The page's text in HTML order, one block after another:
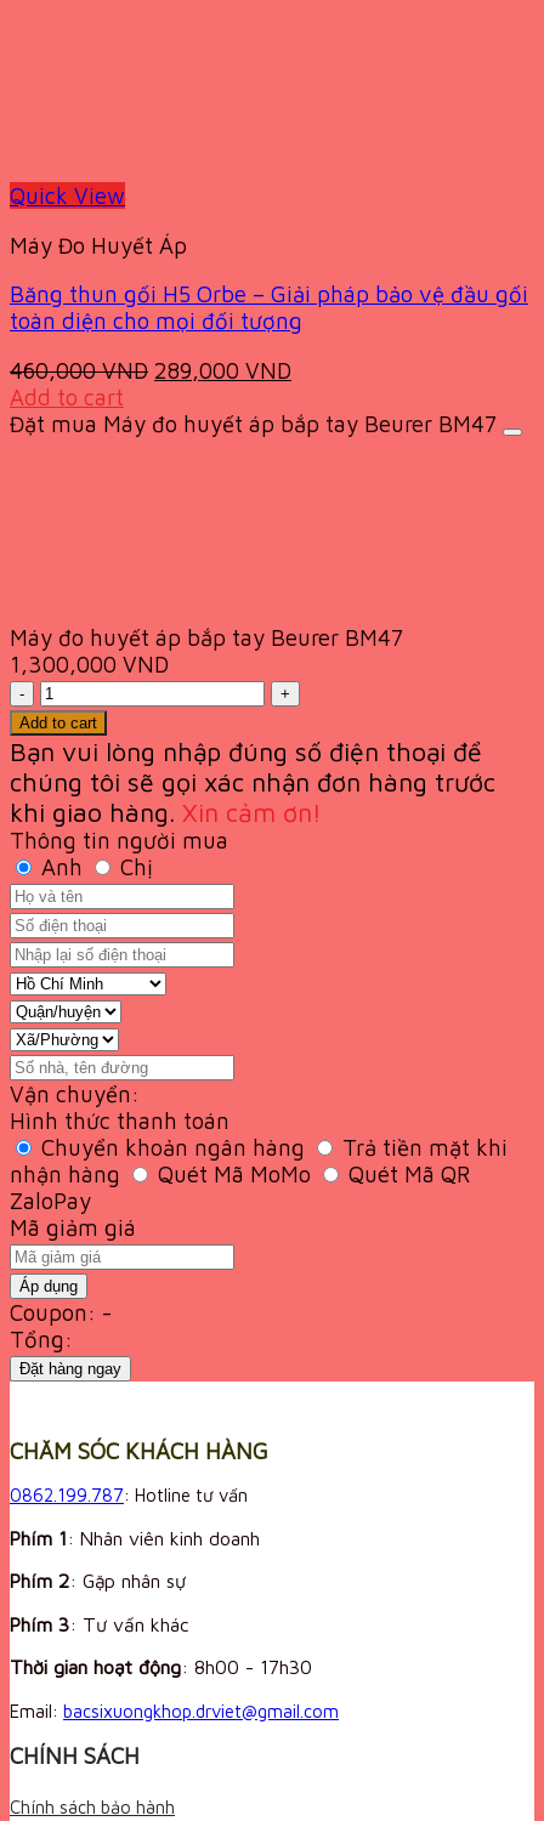
Quick View
Máy Đo Huyết Áp
Băng thun gối H5 Orbe – Giải pháp bảo vệ đầu gối
toàn diện cho mọi đối tượng
460,000VND Original
was:
289,000 VND
is:
Add to cart
Đặt mua Máy đo huyết áp bắp tay Beurer BM47
Máy đo huyết áp bắp tay Beurer BM47
1,300,000 VND
Quantity
Add to cart
Bạn vui lòng nhập đúng số điện thoại để
chúng tôi sẽ gọi xác nhận đơn hàng trước
khi giao hàng. Xin cảm ơn!
Thông tin người mua
Anh
Chị
Vận chuyển:
Hình thức thanh toán
Chuyển khoản ngân hàng
Trả tiền mặt khi
nhận hàng
Quét Mã MoMo
Quét Mã QR
ZaloPay
Mã giảm giá
Áp dụng
Coupon: -
Tổng:
Đặt hàng ngay
CHĂM SÓC KHÁCH HÀNG
0862.199.787: Hotline tư vấn
Phím 1: Nhân viên kinh doanh
Phím 2: Gặp nhân sự
Phím 3: Tư vấn khác
Thời gian hoạt động: 8h00 - 17h30
Email: bacsixuongkhop.drviet@gmail.com
CHÍNH SÁCH
Chính sách bảo hành